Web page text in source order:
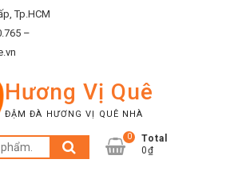
Tp.HCM
–
Hương Vị Quê
ĐẬM ĐÀ HƯƠNG VỊ QUÊ NHÀ
Tìm
kiếm:
0
Total
0₫